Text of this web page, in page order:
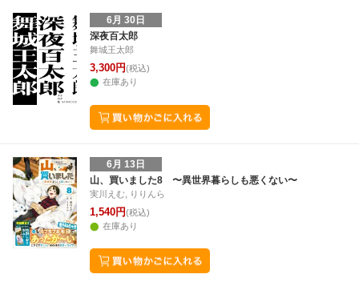
6月 30日
深夜百太郎
舞城王太郎
3,300円(税込)
在庫あり
6月 13日
山、買いました8 〜異世界暮らしも悪くない〜
実川えむ, りりんら
1,540円(税込)
在庫あり